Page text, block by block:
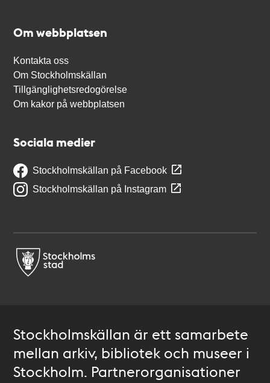
Om webbplatsen
Kontakta oss
Om Stockholmskällan
Tillgänglighetsredogörelse
Om kakor på webbplatsen
Sociala medier
Stockholmskällan på Facebook
Stockholmskällan på Instagram
Stockholmskällan är ett samarbete
mellan arkiv, bibliotek och museer i
Stockholm. Partnerorganisationer